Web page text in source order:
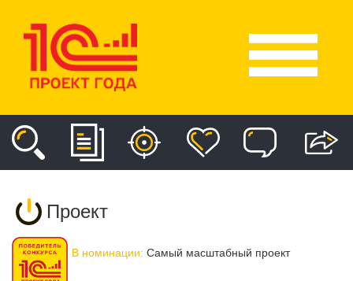
Проект
В номинации: Самый масштабный проект